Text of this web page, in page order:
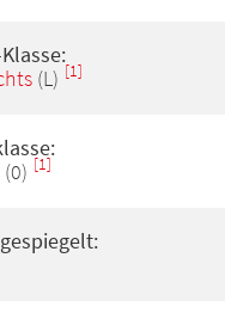
(L) [1]
(0) [1]